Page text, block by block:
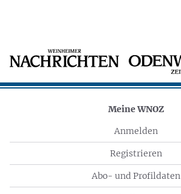
Meine WNOZ
Anmelden
Registrieren
Abo- und Profildaten